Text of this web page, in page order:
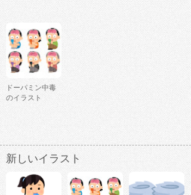
ドーパミン中毒
のイラスト
新しいイラスト